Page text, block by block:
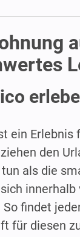
ein
ziehen den
als die
findet
für diesen